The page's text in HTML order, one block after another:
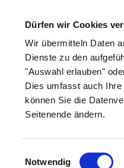
Dürfen wir Cookies
Wir übermitteln Daten
Dienste zu den
"Auswahl erlauben"
Dies umfasst auch
können Sie die
Seitenende ändern.
Einwilligungsauswahl
Notwendig
Symptome Therapie